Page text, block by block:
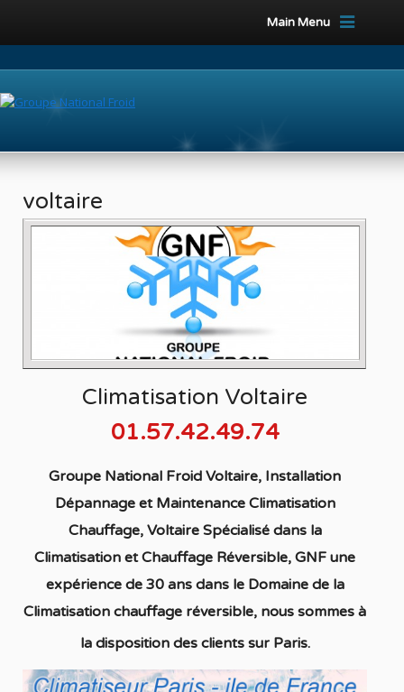
Main Menu
voltaire
Climatisation Voltaire
01.57.42.49.74
Groupe National Froid Voltaire, Installation
Dépannage et Maintenance Climatisation
Chauffage,Voltaire Spécialisédans la
Climatisation et Chauffage Réversible, GNF une
expérience de 30 ans dans le Domaine de la
Climatisation chauffage réversible, nous sommes à
la disposition des clients sur Paris.